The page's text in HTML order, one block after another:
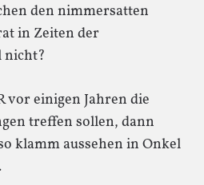
den nimmersatten
in Zeiten der
nicht?
vor einigen Jahren die
treffen sollen, dann
klamm aussehen in Onkel